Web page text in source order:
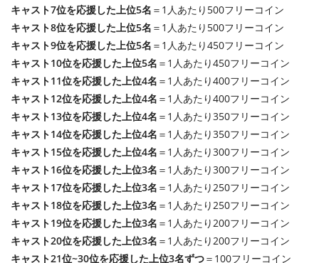
キャスト7位を応援した上位5名 ＝1人あたり500フリーコイン
キャスト8位を応援した上位5名 ＝1人あたり500フリーコイン
キャスト9位を応援した上位5名 ＝1人あたり450フリーコイン
キャスト10位を応援した上位5名 ＝1人あたり450フリーコイン
キャスト11位を応援した上位4名 ＝1人あたり400フリーコイン
キャスト12位を応援した上位4名 ＝1人あたり400フリーコイン
キャスト13位を応援した上位4名 ＝1人あたり350フリーコイン
キャスト14位を応援した上位4名 ＝1人あたり350フリーコイン
キャスト15位を応援した上位4名 ＝1人あたり300フリーコイン
キャスト16位を応援した上位3名 ＝1人あたり300フリーコイン
キャスト17位を応援した上位3名 ＝1人あたり250フリーコイン
キャスト18位を応援した上位3名 ＝1人あたり250フリーコイン
キャスト19位を応援した上位3名 ＝1人あたり200フリーコイン
キャスト20位を応援した上位3名 ＝1人あたり200フリーコイン
キャスト21位~30位を応援した上位3名ずつ＝100フリーコイン